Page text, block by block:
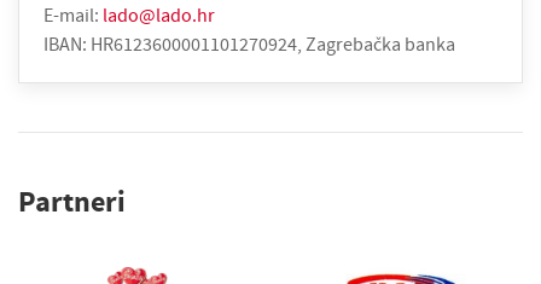
E-mail: lado@lado.hr
IBAN: HR6123600001101270924, Zagrebačka banka
Partneri